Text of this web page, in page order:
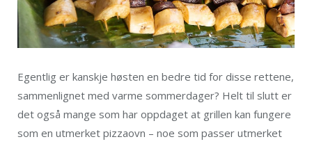
Egentlig er kanskje høsten en bedre tid for disse rettene,
sammenlignet med varme sommerdager? Helt til slutt er
det også mange som har oppdaget at grillen kan fungere
som en utmerket pizzaovn – noe som passer utmerket